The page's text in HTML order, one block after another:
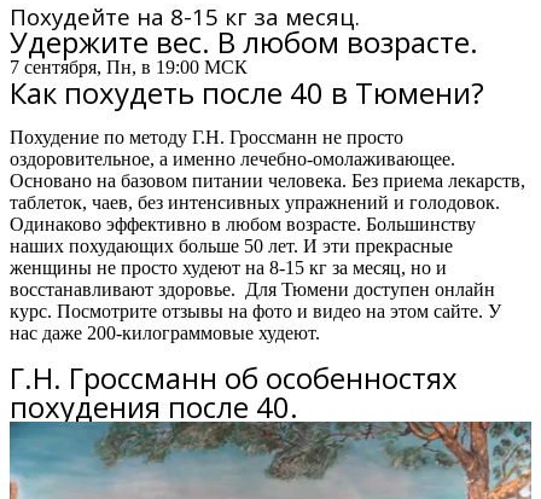
Похудейте на 8-15 кг за месяц.
Удержите вес. В любом возрасте.
7 сентября, Пн, в 19:00 МСК
Как похудеть после 40 в Тюмени?
Похудение по методу Г.Н. Гроссманн не просто
оздоровительное, а именно лечебно-омолаживающее.
Основано на базовом питании человека. Без приема лекарств,
таблеток, чаев, без интенсивных упражнений и голодовок.
Одинаково эффективно в любом возрасте. Большинству
наших похудающих больше 50 лет. И эти прекрасные
женщины не просто худеют на 8-15 кг за месяц, но и
восстанавливают здоровье. Для Тюмени доступен онлайн
курс. Посмотрите отзывы на фото и видео на этом сайте. У
нас даже 200-килограммовые худеют.
Г.Н. Гроссманн об особенностях
похудения после 40.